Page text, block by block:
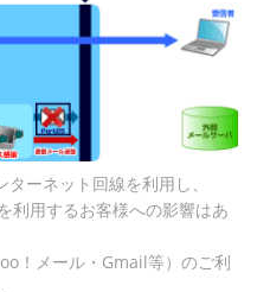
ーネット回線を利用し、
利用するお客様への影響はあ
！メール・Gmail等）のご利